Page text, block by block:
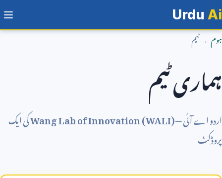
Urdu Ai
ہوم ٹیم
ہماری ٹیم
اردو اے آئی —Wang Lab of Innovation (WALI)کی ایک
پروڈکٹ